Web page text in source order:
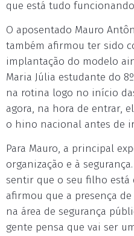
que está tudo
O aposentado Mauro
também afirmou ter sido
implantação do modelo
Maria Júlia estudante do
na rotina logo no início
agora, na hora de entrar,
o hino nacional antes de ir
Para Mauro, a principal
organização e à
sentir que o seu filho está
afirmou que a presença
na área de segurança
gente pensa que vai ser